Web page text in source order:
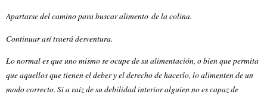
Apartarse del camino para buscar alimento de la colina.
Continuar así traerá desventura.
Lo normal es que uno mismo se ocupe de su alimentación, o bien que permita
que aquellos que tienen el deber y el derecho de hacerlo, lo alimenten de un
modo correcto. Si a raíz de su debilidad interior alguien no es capaz de